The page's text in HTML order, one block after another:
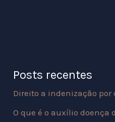
Posts recentes
Direito a indenização por
O que é o auxílio doença